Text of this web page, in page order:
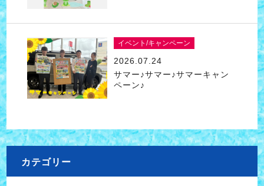
イベント/キャンペーン
2026.07.24
サマー♪サマー♪サマーキャン
ペーン♪
カテゴリー